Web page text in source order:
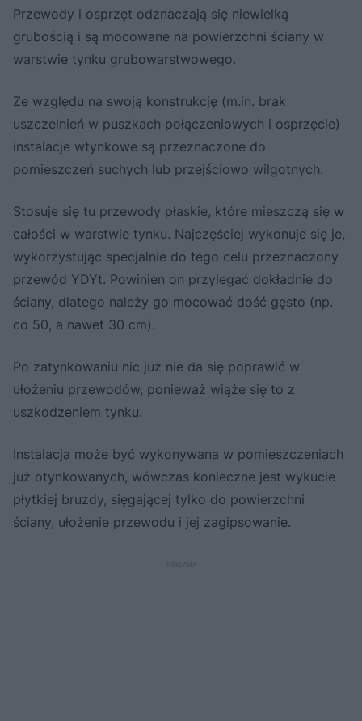
Przewody i osprzęt odznaczają się niewielką
grubością i są mocowane na powierzchni ściany w
warstwie tynku grubowarstwowego.
Ze względu na swoją konstrukcję (m.in. brak
uszczelnień w puszkach połączeniowych i osprzęcie)
instalacje wtynkowe są przeznaczone do
pomieszczeń suchych lub przejściowo wilgotnych.
Stosuje się tu przewody płaskie, które mieszczą się w
całości w warstwie tynku. Najczęściej wykonuje się je,
wykorzystując specjalnie do tego celu przeznaczony
przewód YDYt. Powinien on przylegać dokładnie do
ściany, dlatego należy go mocować dość gęsto (np.
co 50, a nawet 30 cm).
Po zatynkowaniu nic już nie da się poprawić w
ułożeniu przewodów, ponieważ wiąże się to z
uszkodzeniem tynku.
Instalacja może być wykonywana w pomieszczeniach
już otynkowanych, wówczas konieczne jest wykucie
płytkiej bruzdy, sięgającej tylko do powierzchni
ściany, ułożenie przewodu i jej zagipsowanie.